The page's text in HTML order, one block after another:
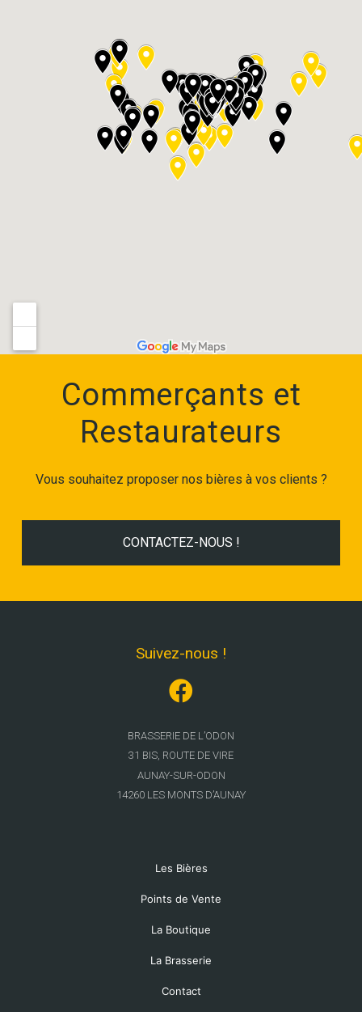
Commerçants et
Restaurateurs
Vous souhaitez proposer nos bières à vos clients ?
CONTACTEZ-NOUS !
Suivez-nous !
BRASSERIE DE L’ODON
31 BIS, ROUTE DE VIRE
AUNAY-SUR-ODON
14260 LES MONTS D’AUNAY
Les Bières
Points de Vente
La Boutique
La Brasserie
Contact